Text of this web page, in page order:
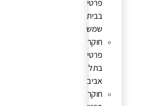
פרטי
בבית
שמש
חוקר
פרטי
בתל
אביב
חוקר